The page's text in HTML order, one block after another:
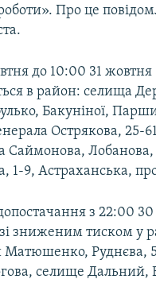
Про це
до 10:00 31 жовтня
в район: селища
Бакуніної,
Острякова, 25-
Саймонова, Лобанова,
9, Астраханська,
з 22:00
зниженим тиском у
Руднєва,
селище Дальний,